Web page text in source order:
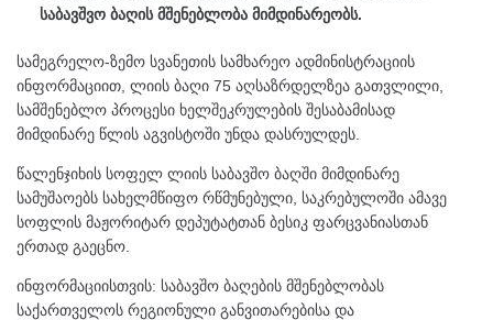
საბავშვო ბაღის მშენებლობა მიმდინარეობს.
სამეგრელო-ზემო სვანეთის სამხარეო ადმინისტრაციის
ინფორმაციით, ლიის ბაღი 75 აღსაზრდელზეა გათვლილი,
სამშენებლო პროცესი ხელშეკრულების შესაბამისად
მიმდინარე წლის აგვისტოში უნდა დასრულდეს.
წალენჯიხის სოფელ ლიის საბავშო ბაღში მიმდინარე
სამუშაოებს სახელმწიფო რწმუნებული, საკრებულოში ამავე
სოფლის მაჟორიტარ დეპუტატთან ბესიკ ფარცვანიასთან
ერთად გაეცნო.
ინფორმაციისთვის: საბავშო ბაღების მშენებლობას
საქართველოს რეგიონული განვითარებისა და